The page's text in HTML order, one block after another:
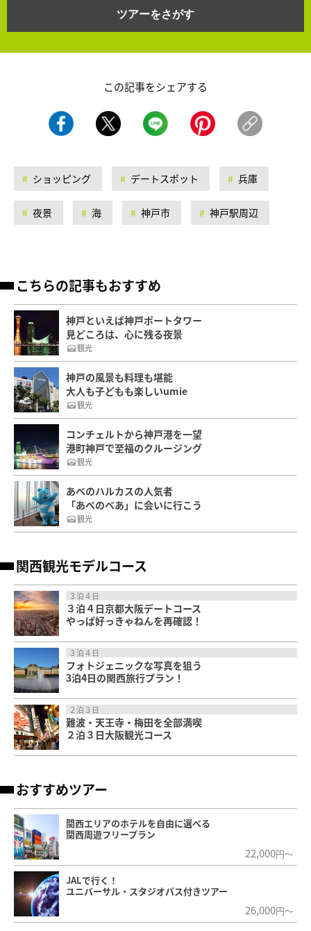
ツアーをさがす
この記事をシェアする
ショッピング デートスポット 兵庫
夜景 海 神戸市 神戸駅周辺
こちらの記事もおすすめ
神戸といえば神戸ポートタワー
見どころは、心に残る夜景
観光
神戸の風景も料理も堪能
大人も子どもも楽しいumie
観光
コンチェルトから神戸港を一望
港町神戸で至福のクルージング
観光
あべのハルカスの人気者
「あべのべあ」に会いに行こう
観光
関西観光モデルコース
３泊４日
３泊４日京都大阪デートコース
やっぱ好っきゃねんを再確認！
３泊４日
フォトジェニックな写真を狙う
3泊4日の関西旅行プラン！
２泊３日
難波・天王寺・梅田を全部満喫
２泊３日大阪観光コース
おすすめツアー
関西エリアのホテルを自由に選べる
関西周遊フリープラン
22,000円～
JALで行く！
ユニバーサル・スタジオパス付きツアー
26,000円～